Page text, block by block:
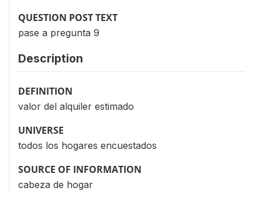
QUESTION POST TEXT
pase a pregunta 9
Description
DEFINITION
valor del alquiler estimado
UNIVERSE
todos los hogares encuestados
SOURCE OF INFORMATION
cabeza de hogar